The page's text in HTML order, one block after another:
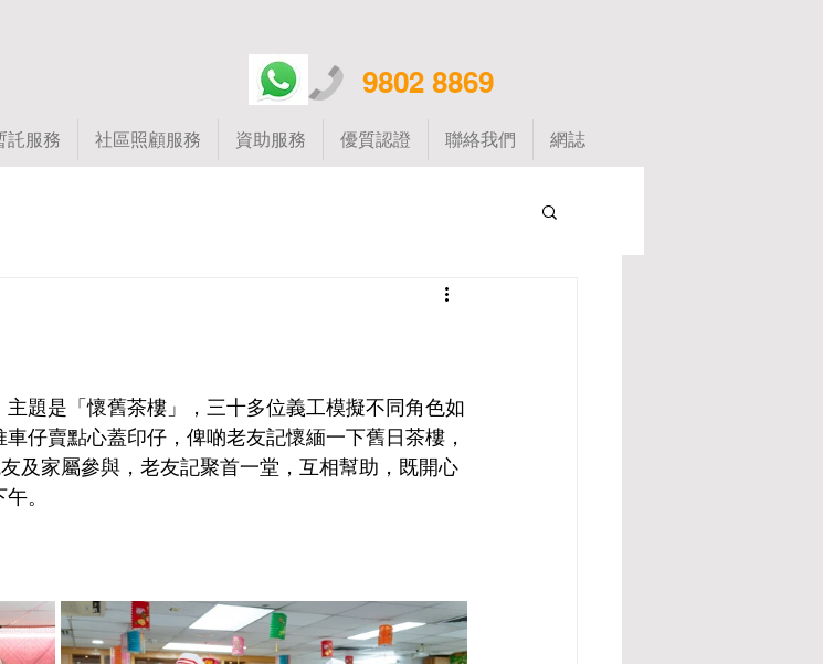
9802 8869
託服務 社區照顧服務 資助服務 優質認證 聯絡我們 網誌
題是「懷舊茶樓」，三十多位義工模擬不同角色如
仔賣點心蓋印仔，俾啲老友記懷緬一下舊日茶樓，
及家屬參與，老友記聚首一堂，互相幫助，既開心
。